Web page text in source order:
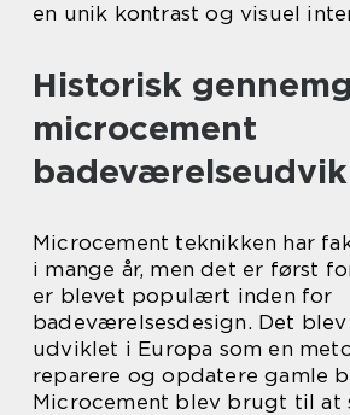
en unik kontrast og visuel
Historisk
microcement
Microcement teknikken har
i mange år, men det er først
er blevet populært inden for
badeværelsesdesign. Det
udviklet i Europa som en
reparere og opdatere gamle
Microcement blev brugt til at